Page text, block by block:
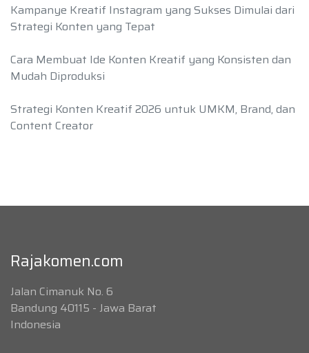
Kampanye Kreatif Instagram yang Sukses Dimulai dari
Strategi Konten yang Tepat
Cara Membuat Ide Konten Kreatif yang Konsisten dan
Mudah Diproduksi
Strategi Konten Kreatif 2026 untuk UMKM, Brand, dan
Content Creator
Rajakomen.com
Jalan Cimanuk No. 6
Bandung 40115 - Jawa Barat
Indonesia